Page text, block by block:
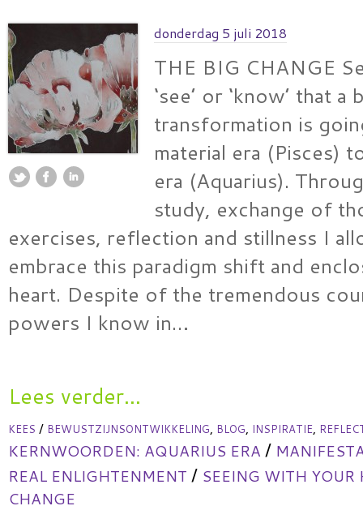
donderdag 5 juli 2018
THE BIG CHANGE
‘see’ or ‘know’ that a
transformation is
material era (Pisces)
era (Aquarius).
study, exchange of
exercises, reflection and stillness I
embrace this paradigm shift and
heart. Despite of the tremendous
powers I know in…
Lees verder...
KEES / BEWUSTZIJNSONTWIKKELING, BLOG, INSPIRATIE,
KERNWOORDEN: AQUARIUS ERA /
REAL ENLIGHTENMENT / SEEING WITH YOUR
CHANGE